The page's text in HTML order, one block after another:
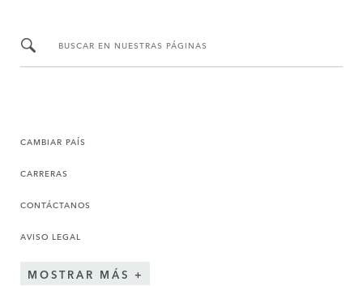
BUSCAR EN NUESTRAS PÁGINAS
CAMBIAR PAÍS
CARRERAS
CONTÁCTANOS
AVISO LEGAL
MOSTRAR MÁS